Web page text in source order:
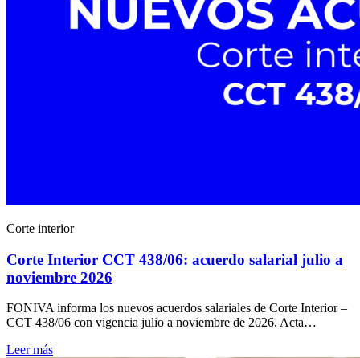
Corte interior
Corte Interior CCT 438/06: acuerdo salarial julio a
noviembre 2026
FONIVA informa los nuevos acuerdos salariales de Corte Interior –
CCT 438/06 con vigencia julio a noviembre de 2026. Acta…
Leer más